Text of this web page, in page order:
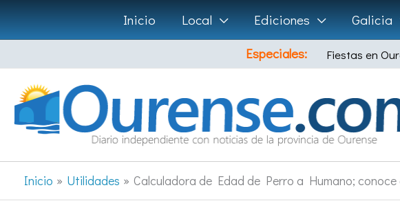
Ir
al
contenido
Inicio Local Ediciones Galicia
Especiales:
Fiestas en
Inicio Utilidades Calculadora de Edad de Perro a Humano;